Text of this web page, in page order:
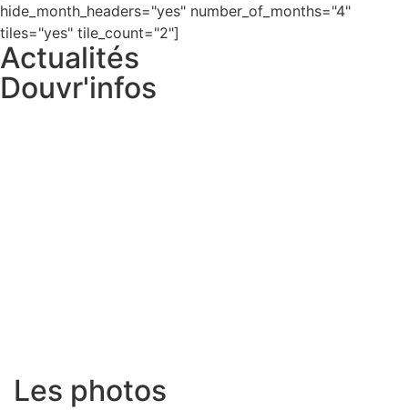
hide_month_headers="yes" number_of_months="4"
tiles="yes" tile_count="2"]
Actualités
Douvr'infos
Les photos